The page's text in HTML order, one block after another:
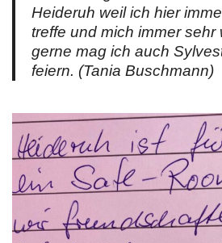
Heideruh weil ich hier
treffe und mich immer sehr
gerne mag ich auch
feiern. (Tania Buschmann)